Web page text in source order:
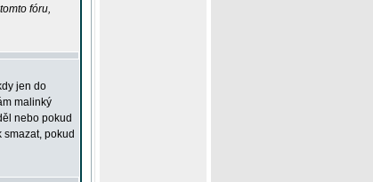
fóru,
jen do
malinký
nebo pokud
pokud